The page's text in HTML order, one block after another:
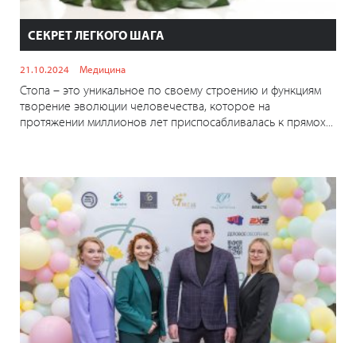
СЕКРЕТ ЛЕГКОГО ШАГА
21.10.2024 Медицина
Стопа – это уникальное по своему строению и функциям
творение эволюции человечества, которое на
протяжении миллионов лет приспосабливалась к прямох...